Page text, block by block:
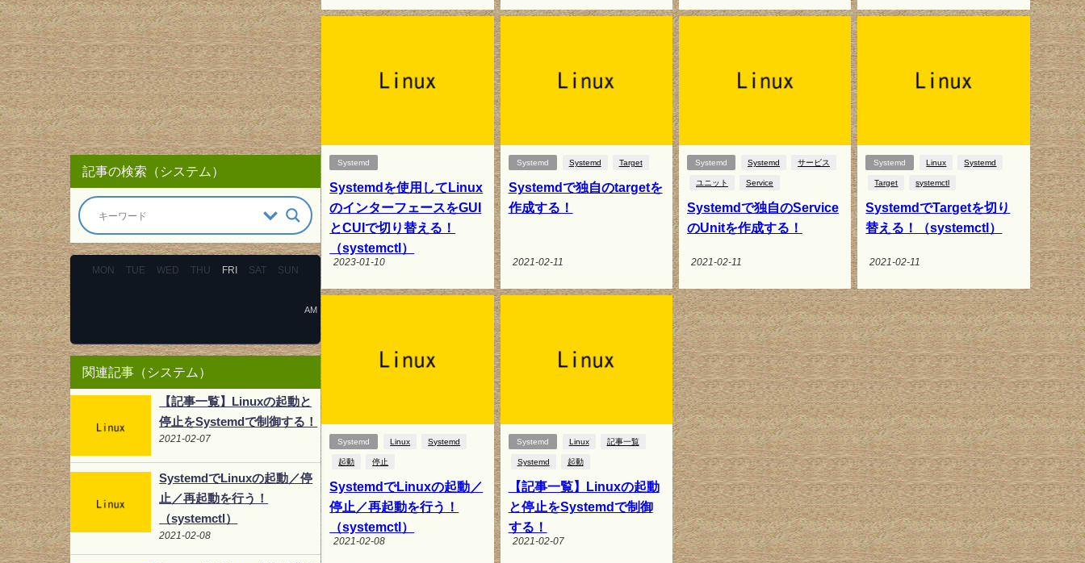
Systemd
Systemdを使用してLinux
のインターフェースをGUI
とCUIで切り替える！
（systemctl）
2023-01-10
Systemd Systemd Target
Systemdで独自のtargetを
作成する！
2021-02-11
Systemd Systemd サービス
ユニット Service
Systemdで独自のService
のUnitを作成する！
2021-02-11
Systemd Linux Systemd
Target systemctl
SystemdでTargetを切り
替える！（systemctl）
2021-02-11
Systemd Linux Systemd
起動 停止
SystemdでLinuxの起動／
停止／再起動を行う！
（systemctl）
2021-02-08
Systemd Linux 記事一覧
Systemd 起動
【記事一覧】Linuxの起動
と停止をSystemdで制御
する！
2021-02-07
記事の検索（システム）
MON TUE WED THU FRI SAT SUN
AM
関連記事（システム）
【記事一覧】Linuxの起動と
停止をSystemdで制御する！
2021-02-07
SystemdでLinuxの起動／停
止／再起動を行う！
（systemctl）
2021-02-08